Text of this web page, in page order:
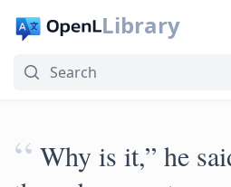
Library
“ Why is it,” he